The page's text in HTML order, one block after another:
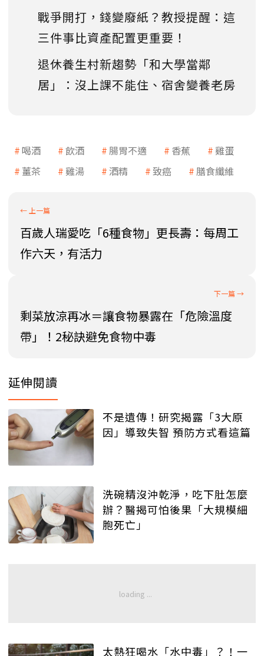
戰爭開打，錢變廢紙？教授提醒：這
三件事比資產配置更重要！
退休養生村新趨勢「和大學當鄰
居」：沒上課不能住、宿舍變養老房
喝酒 飲酒 腸胃不適 香蕉
雞蛋
薑茶
雞湯 酒精 致癌 膳食纖維
百歲人瑞愛吃「6種食物」更長壽：每周工
作六天，有活力
剩菜放涼再冰＝讓食物暴露在「危險溫度
帶」！2秘訣避免食物中毒
延伸閱讀
不是遺傳！研究揭露「3大原
因」導致失智 預防方式看這篇
洗碗精沒沖乾淨，吃下肚怎麼
辦？醫揭可怕後果「大規模細
胞死亡」
太熱狂喝水「水中毒」？！一